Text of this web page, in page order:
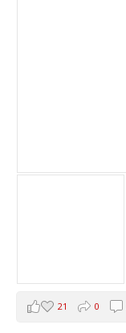
21 0